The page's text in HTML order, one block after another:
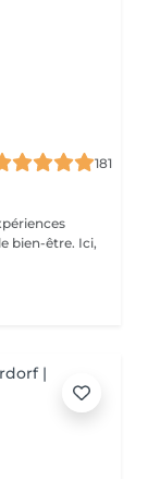
181
être. Ici,